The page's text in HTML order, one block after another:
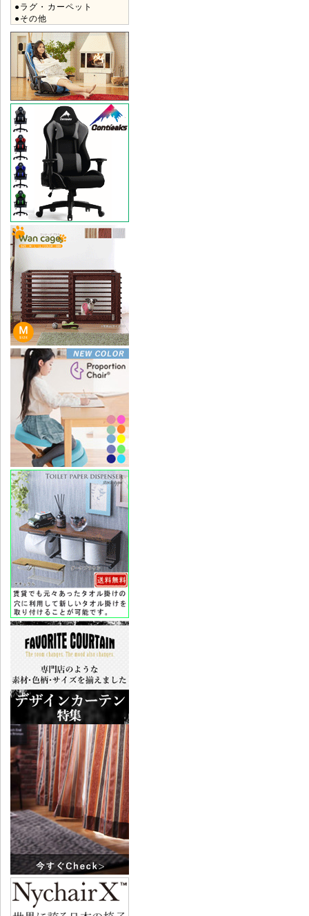
●ラグ・カーペット
●その他